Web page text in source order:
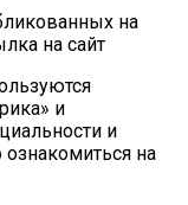
на
на сайт
и
и
на